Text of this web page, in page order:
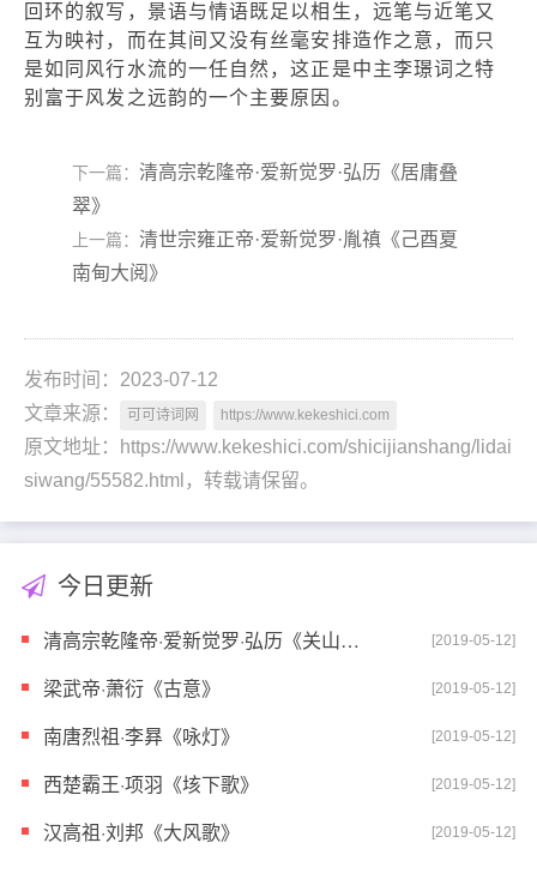
回环的叙写，景语与情语既足以相生，远笔与近笔又
互为映衬，而在其间又没有丝毫安排造作之意，而只
是如同风行水流的一任自然，这正是中主李璟词之特
别富于风发之远韵的一个主要原因。
下一篇： 清高宗乾隆帝·爱新觉罗·弘历《居庸叠
翠》
上一篇： 清世宗雍正帝·爱新觉罗·胤禛《己酉夏
南甸大阅》
发布时间：2023-07-12
文章来源：
可可诗词网 https://www.kekeshici.com
原文地址：https://www.kekeshici.com/shicijianshang/lidai
siwang/55582.html，转载请保留。
今日更新
清高宗乾隆帝·爱新觉罗·弘历《关山月》 [2019-05-12]
梁武帝·萧衍《古意》 [2019-05-12]
南唐烈祖·李昪《咏灯》 [2019-05-12]
西楚霸王·项羽《垓下歌》 [2019-05-12]
汉高祖·刘邦《大风歌》 [2019-05-12]